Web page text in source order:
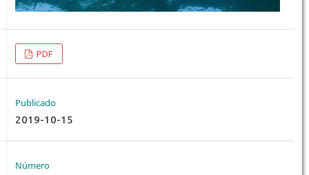
PDF
Publicado
2019-10-15
Número